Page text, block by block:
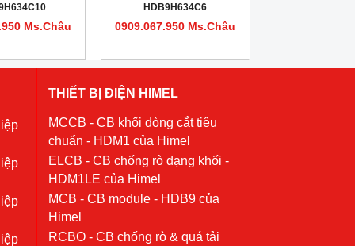
Ms.Châu
HDB9H634C6
0909.067.950 Ms.Châu
THIẾT BỊ ĐIỆN HIMEL
MCCB - CB khối dòng cắt tiêu
chuẩn - HDM1 của Himel
ELCB - CB chống rò dạng khối -
HDM1LE của Himel
MCB - CB module - HDB9 của
Himel
RCBO - CB chống rò & quá tải